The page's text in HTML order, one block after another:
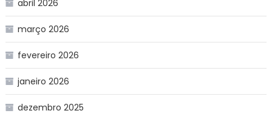
abril 2026
março 2026
fevereiro 2026
janeiro 2026
dezembro 2025